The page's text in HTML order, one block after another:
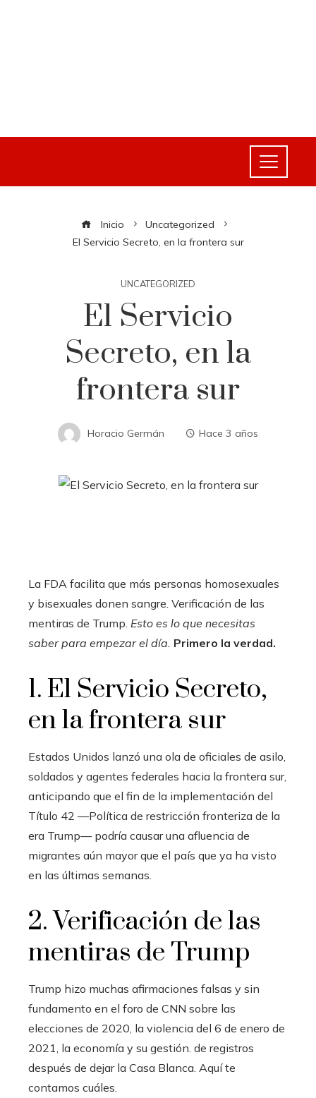
Inicio
Uncategorized
El Servicio Secreto, en la frontera sur
UNCATEGORIZED
El Servicio
Secreto, en la
frontera sur
Horacio Germán Hace 3 años
La FDA facilita que más personas homosexuales
y bisexuales donen sangre. Verificación de las
mentiras de Trump. Esto es lo que necesitas
saber para empezar el día. Primero la verdad.
1. El Servicio Secreto,
en la frontera sur
Estados Unidos lanzó una ola de oficiales de asilo,
soldados y agentes federales hacia la frontera sur,
anticipando que el fin de la implementación del
Título 42 —Política de restricción fronteriza de la
era Trump—podría causar una afluencia de
migrantes aún mayor que el país que ya ha visto
en las últimas semanas.
2. Verificación de las
mentiras de Trump
Trump hizo muchas afirmaciones falsas y sin
fundamento en el foro de CNN sobre las
elecciones de 2020, la violencia del 6 de enero de
2021, la economía y su gestión. de registros
después de dejar la Casa Blanca. Aquí te
contamos cuáles.